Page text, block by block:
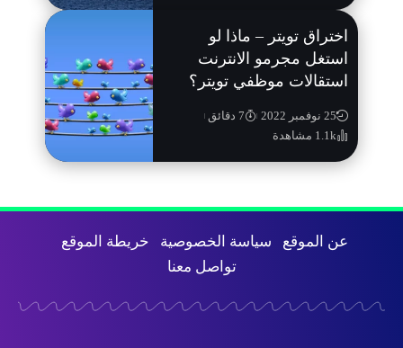
اختراق تويتر – ماذا لو
استغل مجرمو الانترنت
استقالات موظفي تويتر؟
25 نوفمبر 2022
7 دقائق
1.1k مشاهدة
عن الموقع سياسة الخصوصية
خريطة الموقع
تواصل معنا